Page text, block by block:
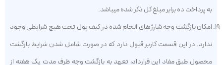
به پرداخت ده برابر مبلغ کل ذکر شده میباشد.
امکان بازگشت وجه شارژهای انجام شده در کیف پول تحت هیچ شرایطی وجود
ندارد. در این قسمت کاربر قبول دارد که در صورت شامل شدن شرایط بازگشت
محصول طبق مفاد این قرارداد، تعهد به بازگشت وجه ظرف مدت یک هفته از